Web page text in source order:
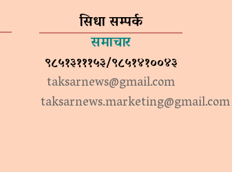
सिधा सम्पर्क
समाचार
९८५१३१११५३/९८५१४१००४३
taksarnews@gmail.com
taksarnews.marketing@gmail.com